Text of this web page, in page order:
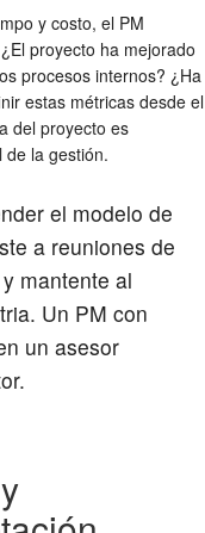
y costo, el PM
proyecto ha mejorado
procesos internos? ¿Ha
estas métricas desde el
del proyecto es
la gestión.
el modelo de
a reuniones de
mantente al
Un PM con
un asesor